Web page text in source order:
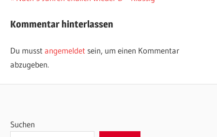
Kommentar hinterlassen
Du musstangemeldet sein, um einen Kommentar
abzugeben.
Suchen